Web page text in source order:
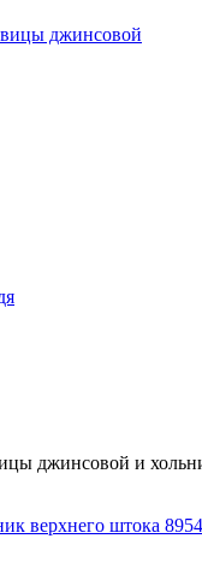
джинсовой
джинсовой и
верхнего штока